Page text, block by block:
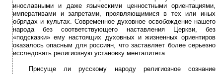
инославными и даже языческими ценностными ориентациями,
императивами и запретами, проявляющимися в тех или иных
обрядах и культах. Современное духовное освобождение нашего
народа без соответствующего наставления Церкви, без
«подсказки» ему настоящих духовных и жизненных ориентиров
оказалось опасным для россиян, что заставляет более серьезно
исследовать религиозную установку менталитета.
Присуще ли русскому народу религиозное сознание